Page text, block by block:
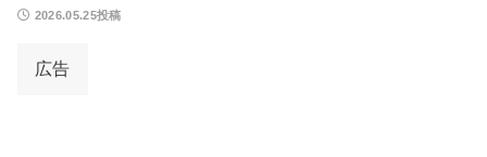
2026.05.25投稿
広告